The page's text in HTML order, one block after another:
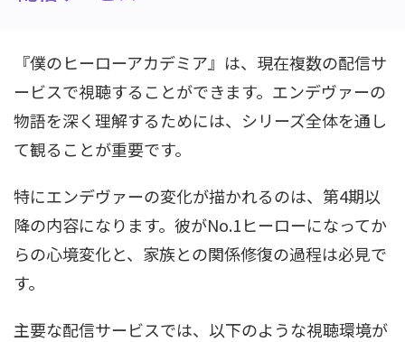
『僕のヒーローアカデミア』は、現在複数の配信サ
ービスで視聴することができます。エンデヴァーの
物語を深く理解するためには、シリーズ全体を通し
て観ることが重要です。
特にエンデヴァーの変化が描かれるのは、第4期以
降の内容になります。彼がNo.1ヒーローになってか
らの心境変化と、家族との関係修復の過程は必見で
す。
主要な配信サービスでは、以下のような視聴環境が